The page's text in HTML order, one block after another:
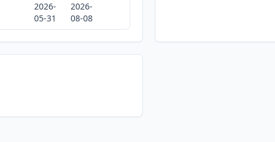
2026-
05-31
2026-
08-08